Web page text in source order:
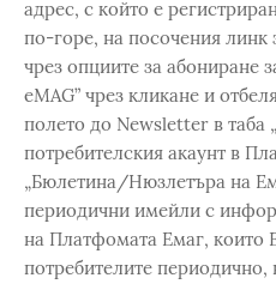
адрес, с който е
по-горе, на посочения линк
чрез опциите за абониране
eMAG” чрез кликане и
полето до Newsletter в таба
потребителския акаунт в
„Бюлетина/Нюзлетъра на
периодични имейли с
на Платфомата Емаг, които
потребителите